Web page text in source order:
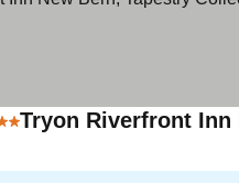
Tryon Riverfront Inn4 عدد النجوم